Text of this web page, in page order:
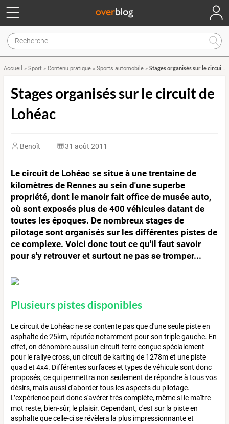
Accueil » Sport » Contenu pratique » Sports automobile » Stages organisés sur le circuit de Lohéac
Stages organisés sur le circuit de
Lohéac
Benoît 31 août 2011
Le circuit de Lohéac se situe à une trentaine de
kilomètres de Rennes au sein d'une superbe
propriété, dont le manoir fait office de musée auto,
où sont exposés plus de 400 véhicules datant de
toutes les époques. De nombreux stages de
pilotage sont organisés sur les différentes pistes de
ce complexe. Voici donc tout ce qu'il faut savoir
pour s'y retrouver et surtout ne pas se tromper...
Plusieurs pistes disponibles
Le circuit de Lohéac ne se contente pas que d'une seule piste en
asphalte de 25km, réputée notamment pour son triple gauche. En
effet, on dénombre aussi un circuit-terre conçue spécialement
pour le rallye cross, un circuit de karting de 1278m et une piste
quad et 4x4. Différentes surfaces et types de véhicule sont donc
proposés, ce qui permettra non seulement de répondre à tous vos
désirs, mais aussi d'aborder tous les aspects du pilotage.
L’expérience peut donc s'avérer très complète, même si le maître
mot reste, bien-sûr, le plaisir. Cependant, c'est sur la piste en
asphalte que celle-ci se révèlera la plus impressionnante et